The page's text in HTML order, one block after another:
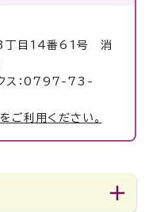
目14番61号 消
ス：0797-73-
ご利用ください。